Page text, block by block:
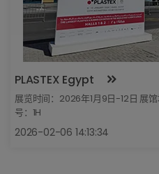
PLASTEX Egypt
展览时间：2026年1月9日-12日 展
号：1H
2026-02-06 14:13:34